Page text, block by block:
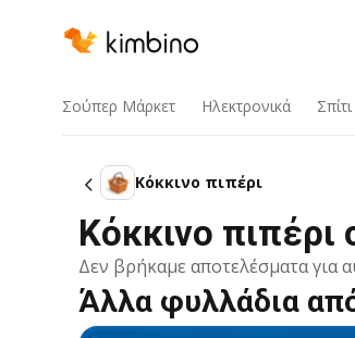
Σούπερ Μάρκετ Hλεκτρονικά
Κόκκινο πιπέρι
Κόκκινο
Δεν βρήκαμε αποτελέσματα για
Άλλα φυλλάδια